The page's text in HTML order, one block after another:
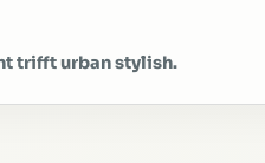
trifft urban stylish.